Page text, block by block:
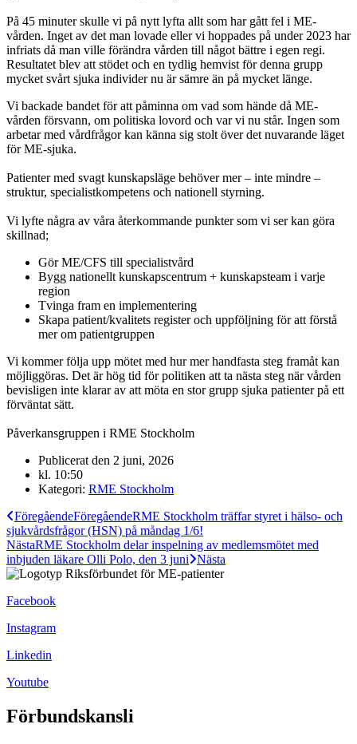
På 45 minuter skulle vi på nytt lyfta allt som har gått fel i ME-
vården. Inget av det man lovade eller vi hoppades på under 2023 har
infriats då man ville förändra vården till något bättre i egen regi.
Resultatet blev att stödet och en tydlig hemvist för denna grupp
mycket svårt sjuka individer nu är sämre än på mycket länge.
Vi backade bandet för att påminna om vad som hände då ME-
vården försvann, om politiska lovord och var vi nu står. Ingen som
arbetar med vårdfrågor kan känna sig stolt över det nuvarande läget
för ME-sjuka.
Patienter med svagt kunskapsläge behöver mer – inte mindre –
struktur, specialistkompetens och nationell styrning.
Vi lyfte några av våra återkommande punkter som vi ser kan göra
skillnad;
Gör ME/CFS till specialistvård
Bygg nationellt kunskapscentrum + kunskapsteam i varje
region
Tvinga fram en implementering
Skapa patient/kvalitets register och uppföljning för att förstå
mer om patientgruppen
Vi kommer följa upp mötet med hur mer handfasta steg framåt kan
möjliggöras. Det är hög tid för politiken att ta nästa steg när vården
bevisligen inte klarar av att möta en stor grupp sjuka patienter på ett
förväntat sätt.
Påverkansgruppen i RME Stockholm
Publicerat den 2 juni, 2026
kl. 10:50
Kategori: RME Stockholm
FöregåendeFöregåendeRME Stockholm träffar styret i hälso- och
sjukvårdsfrågor (HSN) på måndag 1/6!
NästaRME Stockholm delar inspelning av medlemsmötet med
inbjuden läkare Olli Polo, den 3 juni Nästa
Facebook
Instagram
Linkedin
Youtube
Förbundskansli